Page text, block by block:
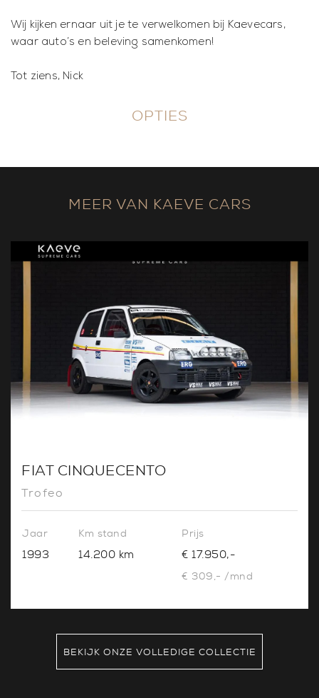
Wij kijken ernaar uit je te verwelkomen bij Kaevecars,
waar auto’s en beleving samenkomen!
Tot ziens, Nick
OPTIES
MEER VAN KAEVE CARS
FIAT CINQUECENTO
Trofeo
Jaar
1993
Km stand
14.200 km
Prijs
€ 17.950,-
€ 309,- /mnd
BEKIJK ONZE VOLLEDIGE COLLECTIE